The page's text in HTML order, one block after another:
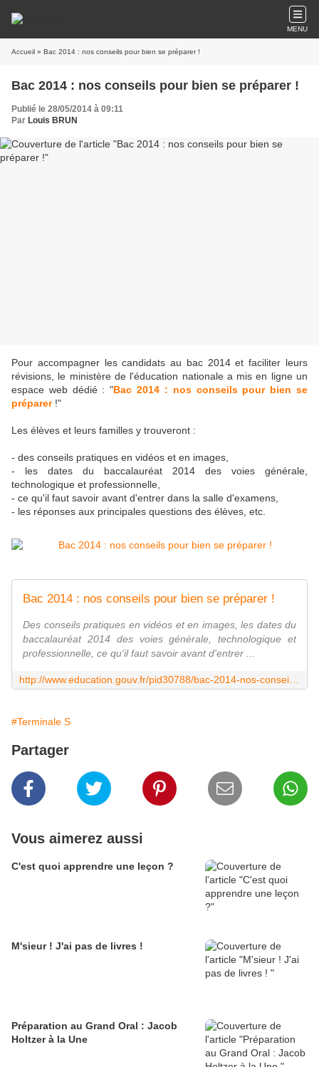
MENU
Accueil » Bac 2014 : nos conseils pour bien se préparer !
Bac 2014 : nos conseils pour bien se préparer !
Publié le 28/05/2014 à 09:11
Par Louis BRUN
Pour accompagner les candidats au bac 2014 et faciliter leurs
révisions, le ministère de l'éducation nationale a mis en ligne un
espace web dédié : "Bac 2014 : nos conseils pour bien se
préparer!"
Les élèves et leurs familles y trouveront :
- des conseils pratiques en vidéos et en images,
- les dates du baccalauréat 2014 des voies générale,
technologique et professionnelle,
- ce qu'il faut savoir avant d'entrer dans la salle d'examens,
- les réponses aux principales questions des élèves, etc.
Bac 2014 : nos conseils pour bien se préparer !
Des conseils pratiques en vidéos et en images, les dates du
baccalauréat 2014 des voies générale, technologique et
professionnelle, ce qu'il faut savoir avant d'entrer ...
#Terminale S
Partager
Vous aimerez aussi
C'est quoi apprendre une leçon ?
M'sieur ! J'ai pas de livres !
Préparation au Grand Oral : Jacob
Holtzer à la Une